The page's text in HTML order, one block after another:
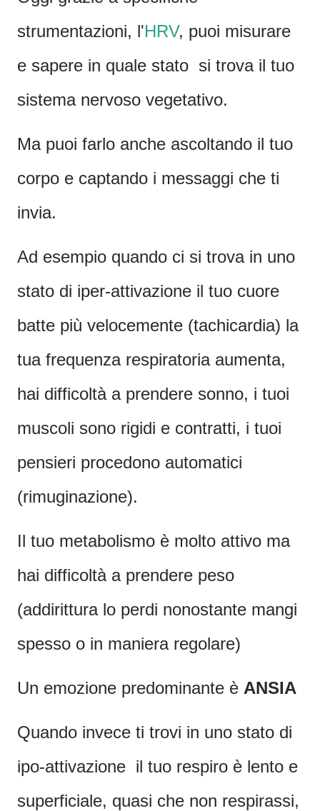
strumentazioni, l'HRV, puoi misurare
e sapere in quale stato si trova il tuo
sistema nervoso vegetativo.
Ma puoi farlo anche ascoltando il tuo
corpo e captando i messaggi che ti
invia.
Ad esempio quando ci si trova in uno
stato di iper-attivazione il tuo cuore
batte più velocemente (tachicardia) la
tua frequenza respiratoria aumenta,
hai difficoltà a prendere sonno, i tuoi
muscoli sono rigidi e contratti, i tuoi
pensieri procedono automatici
(rimuginazione).
Il tuo metabolismo è molto attivo ma
hai difficoltà a prendere peso
(addirittura lo perdi nonostante mangi
spesso o in maniera regolare)
Un emozione predominante è ANSIA
Quando invece ti trovi in uno stato di
ipo-attivazione il tuo respiro è lento e
superficiale, quasi che non respirassi,